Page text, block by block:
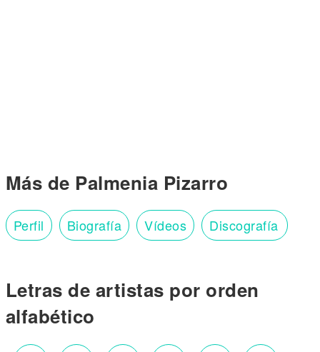
Más de Palmenia Pizarro
Perfil Biografía Vídeos Discografía
Letras de artistas por orden
alfabético